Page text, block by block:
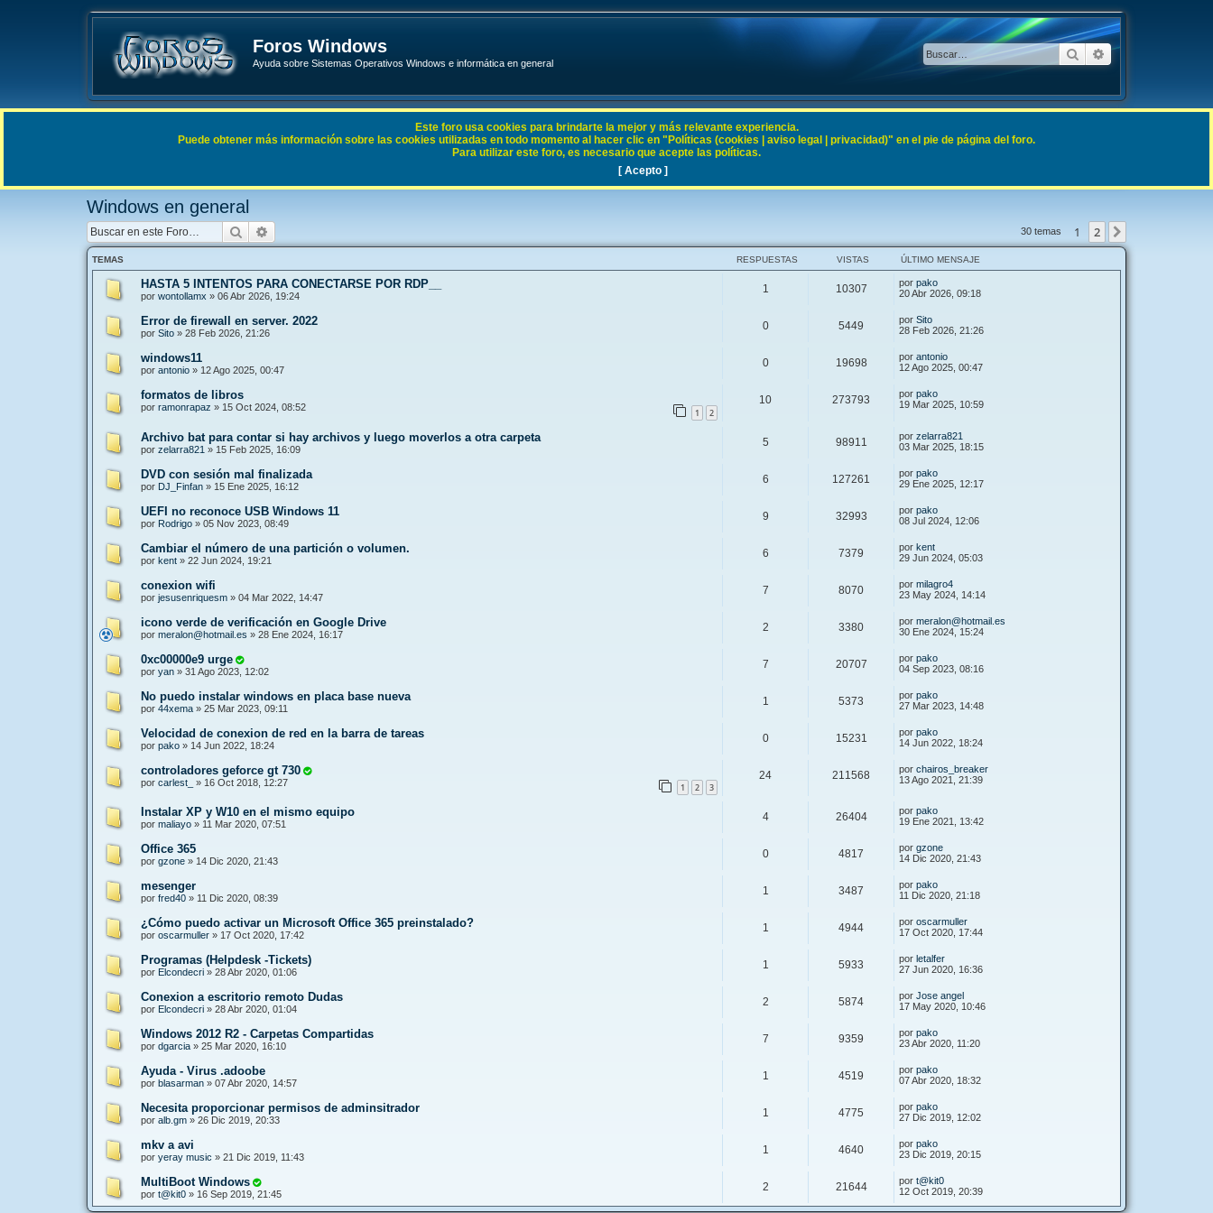
Foros Windows
Ayuda sobre Sistemas Operativos Windows e informática en general
BuscarBúsqueda
Enlaces rápidos FAQ
Windows en general
Buscar 30 temas 1 2
TEMAS RESPUESTAS VISTAS ÚLTIMO MENSAJE
HASTA 5 INTENTOS PARA CONECTARSE POR RDP__
por wontollamx » 06 Abr 2026, 19:24
1 10307 por pako
20 Abr 2026, 09:18
Error de firewall en server. 2022
por Sito » 28 Feb 2026, 21:26
0 5449 por Sito
28 Feb 2026, 21:26
windows11
por antonio » 12 Ago 2025, 00:47
0 19698 por antonio
12 Ago 2025, 00:47
formatos de libros
por ramonrapaz » 15 Oct 2024, 08:52 1 2
10 273793 por pako
19 Mar 2025, 10:59
Archivo bat para contar si hay archivos y luego moverlos a otra carpeta
por zelarra821 » 15 Feb 2025, 16:09
5 98911 por zelarra821
03 Mar 2025, 18:15
DVD con sesión mal finalizada
por DJ_Finfan » 15 Ene 2025, 16:12
6 127261 por pako
29 Ene 2025, 12:17
UEFI no reconoce USB Windows 11
por Rodrigo » 05 Nov 2023, 08:49
9 32993 por pako
08 Jul 2024, 12:06
Cambiar el número de una partición o volumen.
por kent » 22 Jun 2024, 19:21
6 7379 por kent
29 Jun 2024, 05:03
conexion wifi
por jesusenriquesm » 04 Mar 2022, 14:47
7 8070 por milagro4
23 May 2024, 14:14
icono verde de verificación en Google Drive
por meralon@hotmail.es » 28 Ene 2024, 16:17
2 3380 por meralon@hotmail.es
30 Ene 2024, 15:24
0xc00000e9 urge
por yan » 31 Ago 2023, 12:02
7 20707 por pako
04 Sep 2023, 08:16
No puedo instalar windows en placa base nueva
por 44xema » 25 Mar 2023, 09:11
1 5373 por pako
27 Mar 2023, 14:48
Velocidad de conexion de red en la barra de tareas
por pako » 14 Jun 2022, 18:24
0 15231 por pako
14 Jun 2022, 18:24
controladores geforce gt 730
por carlest_ » 16 Oct 2018, 12:27 1 2 3
24 211568 por chairos_breaker
13 Ago 2021, 21:39
Instalar XP y W10 en el mismo equipo
por maliayo » 11 Mar 2020, 07:51
4 26404 por pako
19 Ene 2021, 13:42
Office 365
por gzone » 14 Dic 2020, 21:43
0 4817 por gzone
14 Dic 2020, 21:43
mesenger
por fred40 » 11 Dic 2020, 08:39
1 3487 por pako
11 Dic 2020, 21:18
¿Cómo puedo activar un Microsoft Office 365 preinstalado?
por oscarmuller » 17 Oct 2020, 17:42
1 4944 por oscarmuller
17 Oct 2020, 17:44
Programas (Helpdesk -Tickets)
por Elcondecri » 28 Abr 2020, 01:06
1 5933 por letalfer
27 Jun 2020, 16:36
Conexion a escritorio remoto Dudas
por Elcondecri » 28 Abr 2020, 01:04
2 5874 por Jose angel
17 May 2020, 10:46
Windows 2012 R2 - Carpetas Compartidas
por dgarcia » 25 Mar 2020, 16:10
7 9359 por pako
23 Abr 2020, 11:20
Ayuda - Virus .adoobe
por blasarman » 07 Abr 2020, 14:57
1 4519 por pako
07 Abr 2020, 18:32
Necesita proporcionar permisos de adminsitrador
por alb.gm » 26 Dic 2019, 20:33
1 4775 por pako
27 Dic 2019, 12:02
mkv a avi
por yeray music » 21 Dic 2019, 11:43
1 4640 por pako
23 Dic 2019, 20:15
MultiBoot Windows
por t@kit0 » 16 Sep 2019, 21:45
2 21644 por t@kit0
12 Oct 2019, 20:39
Este foro usa cookies para brindarte la mejor y más relevante experiencia.
Puede obtener más información sobre las cookies utilizadas en todo momento al hacer clic en "Políticas (cookies | aviso legal | privacidad)" en el pie de página del foro.
Para utilizar este foro, es necesario que acepte las políticas.
[ Acepto ]